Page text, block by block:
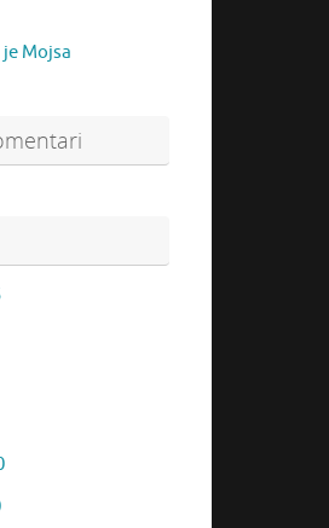
Mojsa